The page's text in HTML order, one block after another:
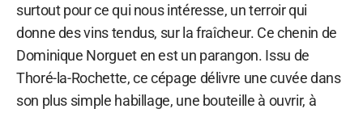
surtout pour ce qui nous intéresse, un terroir qui
donne des vins tendus, sur la fraîcheur. Ce chenin de
Dominique Norguet en est un parangon. Issu de
Thoré-la-Rochette, ce cépage délivre une cuvée dans
son plus simple habillage, une bouteille à ouvrir, à